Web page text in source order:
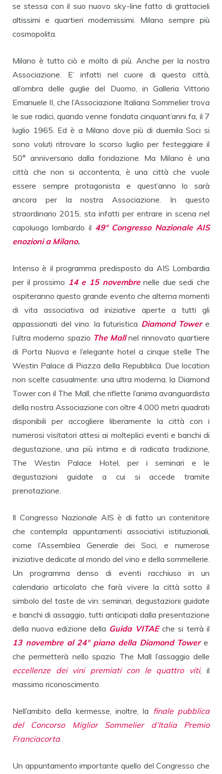
se stessa con il suo nuovo sky-line fatto di grattacieli
altissimi e quartieri modernissimi. Milano sempre più
cosmopolita.
Milano è tutto ciò e molto di più. Anche per la nostra
Associazione. E’ infatti nel cuore di questa città,
all’ombra delle guglie del Duomo, in Galleria Vittorio
Emanuele II, che l’Associazione Italiana Sommelier trova
le sue radici, quando venne fondata cinquant’anni fa, il 7
luglio 1965. Ed è a Milano dove più di duemila Soci si
sono voluti ritrovare lo scorso luglio per festeggiare il
50° anniversario dalla fondazione. Ma Milano è una
città che non si accontenta, è una città che vuole
essere sempre protagonista e quest’anno lo sarà
ancora per la nostra Associazione. In questo
straordinario 2015, sta infatti per entrare in scena nel
capoluogo lombardo il 49° Congresso Nazionale AIS
enozioni a Milano.
Intenso è il programma predisposto da AIS Lombardia
per il prossimo 14 e 15 novembre nelle due sedi che
ospiteranno questo grande evento che alterna momenti
di vita associativa ad iniziative aperte a tutti gli
appassionati del vino: la futuristica Diamond Towere
l’ultra moderno spazio The Mall nel rinnovato quartiere
di Porta Nuova e l’elegante hotel a cinque stelle The
Westin Palace di Piazza della Repubblica. Due location
non scelte casualmente: una ultra moderna, la Diamond
Tower con il The Mall, che riflette l’anima avanguardista
della nostra Associazione con oltre 4.000 metri quadrati
disponibili per accogliere liberamente la città con i
numerosi visitatori attesi ai molteplici eventi e banchi di
degustazione, una più intima e di radicata tradizione,
The Westin Palace Hotel, per i seminari e le
degustazioni guidate a cui si accede tramite
prenotazione.
Il Congresso Nazionale AIS è di fatto un contenitore
che contempla appuntamenti associativi istituzionali,
come l’Assemblea Generale dei Soci, e numerose
iniziative dedicate al mondo del vino e della sommellerie.
Un programma denso di eventi racchiuso in un
calendario articolato che farà vivere la città sotto il
simbolo del taste de vin: seminari, degustazioni guidate
e banchi di assaggio, tutti anticipati dalla presentazione
della nuova edizione della Guida VITAEche si terrà il
13 novembre al 24° piano della Diamond Towere
che permetterà nello spazio The Mall l’assaggio delle
eccellenze dei vini premiati con le quattro viti, il
massimo riconoscimento.
Nell’ambito della kermesse, inoltre, la finale pubblica
del Concorso Miglior Sommelier d’Italia Premio
Franciacorta.
Un appuntamento importante quello del Congresso che